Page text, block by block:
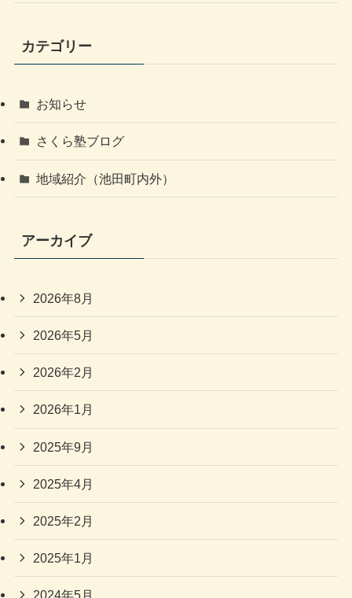
カテゴリー
お知らせ
さくら塾ブログ
地域紹介（池田町内外）
アーカイブ
2026年8月
2026年5月
2026年2月
2026年1月
2025年9月
2025年4月
2025年2月
2025年1月
2024年5月